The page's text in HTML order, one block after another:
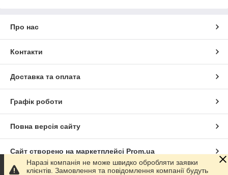
Про нас
Контакти
Доставка та оплата
Графік роботи
Повна версія сайту
Сайт створено на маркетплейсі Prom.ua
Наразі компанія не може швидко обробляти заявки
клієнтів. Замовлення та повідомлення компанії будуть